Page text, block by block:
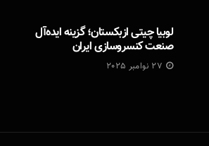
لوبیا چیتی ازبکستان؛ گزینه ایده‌آل
صنعت کنسروسازی ایران
27 نوامبر 2025